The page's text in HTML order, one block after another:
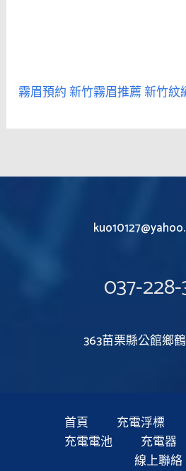
霧眉預約新竹霧眉推薦新竹紋
037-
363苗栗縣公館鄉
首頁 充電浮標
充電電池
充電器
線上聯絡